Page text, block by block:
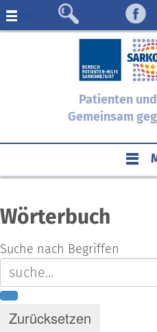
Menü
Patienten
Gemeinsam
Wörterbuch
Suche nach Begriffen